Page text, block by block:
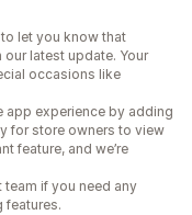
let you know that
latest update. Your
occasions like
app experience by adding
for store owners to view
feature, and we’re
team if you need any
features.